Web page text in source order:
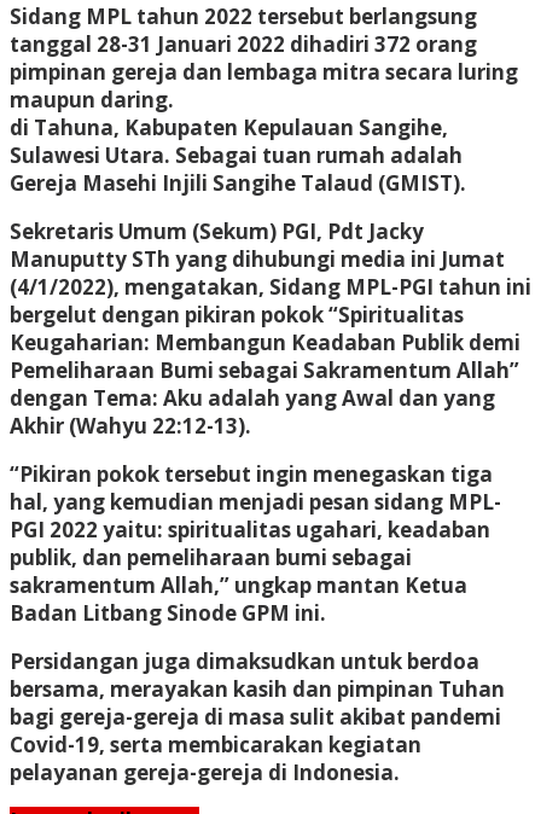
Sidang MPL tahun 2022 tersebut berlangsung
tanggal 28-31 Januari 2022 dihadiri 372 orang
pimpinan gereja dan lembaga mitra secara luring
maupun daring.
di Tahuna, Kabupaten Kepulauan Sangihe,
Sulawesi Utara. Sebagai tuan rumah adalah
Gereja Masehi Injili Sangihe Talaud (GMIST).
Sekretaris Umum (Sekum) PGI, Pdt Jacky
Manuputty STh yang dihubungi media ini Jumat
(4/1/2022), mengatakan, Sidang MPL-PGI tahun ini
bergelut dengan pikiran pokok “Spiritualitas
Keugaharian: Membangun Keadaban Publik demi
Pemeliharaan Bumi sebagai Sakramentum Allah”
dengan Tema: Aku adalah yang Awal dan yang
Akhir (Wahyu 22:12-13).
“Pikiran pokok tersebut ingin menegaskan tiga
hal, yang kemudian menjadi pesan sidang MPL-
PGI 2022 yaitu: spiritualitas ugahari, keadaban
publik, dan pemeliharaan bumi sebagai
sakramentum Allah,” ungkap mantan Ketua
Badan Litbang Sinode GPM ini.
Persidangan juga dimaksudkan untuk berdoa
bersama, merayakan kasih dan pimpinan Tuhan
bagi gereja-gereja di masa sulit akibat pandemi
Covid-19, serta membicarakan kegiatan
pelayanan gereja-gereja di Indonesia.